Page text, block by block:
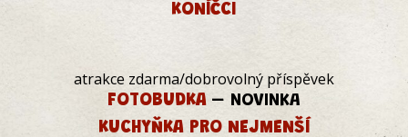
KONÍČCI
atrakce zdarma/dobrovolný příspěvek
FOTOBUDKA– NOVINKA
KUCHYŇKA PRO NEJMENŠÍ